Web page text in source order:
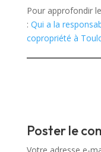
Pour approfondir
: Qui a la
copropriété à
Poster le